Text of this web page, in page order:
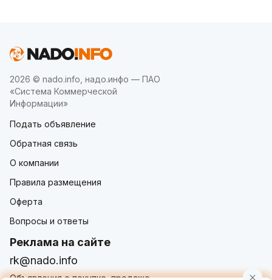
2026 © nado.info, надо.инфо — ПАО
«Система Коммерческой
Информации»
Подать объявление
Обратная связь
О компании
Правила размещения
Оферта
Вопросы и ответы
Реклама на сайте
rk@nado.info
Объявления о покупке, продаже,